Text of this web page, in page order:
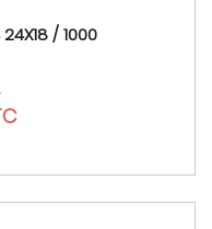
24X18 / 1000